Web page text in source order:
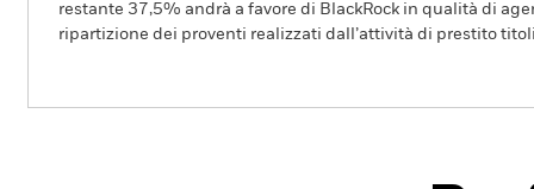
restante 37,5% andrà a favore di BlackRock in qualità di
ripartizione dei proventi realizzati dall’attività di prestito